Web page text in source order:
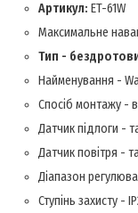
Артикул: ET-61W
Максимальне
Тип -
Найменування -
Спосіб монтажу -
Датчик підлоги -
Датчик повітря -
Діапазон
Ступінь захисту -